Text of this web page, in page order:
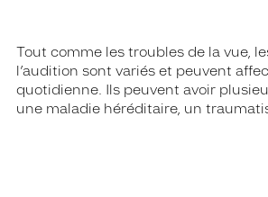
Tout comme les troubles de la vue,
l’audition sont variés et peuvent
quotidienne. Ils peuvent avoir
une maladie héréditaire, un